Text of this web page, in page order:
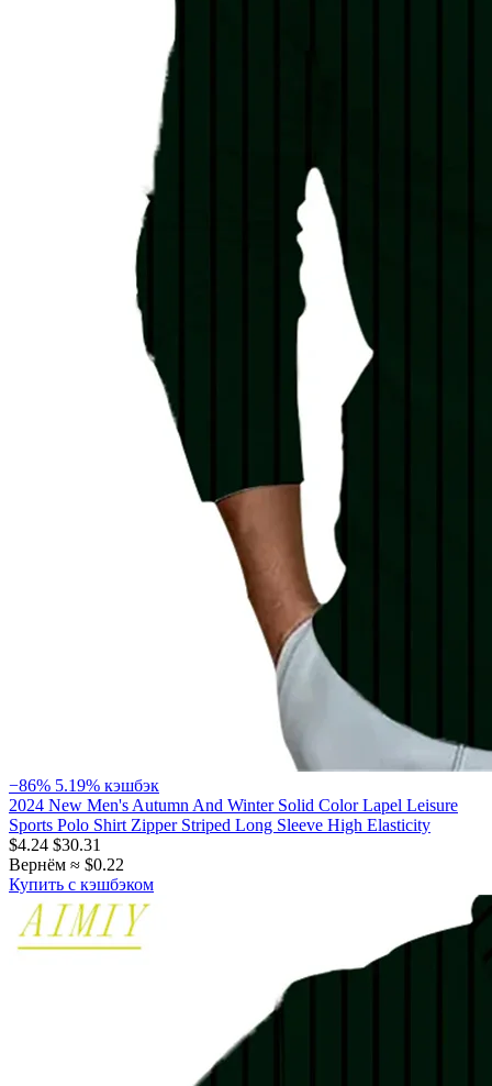
−86% 5.19% кэшбэк
2024 New Men's Autumn And Winter Solid Color Lapel Leisure
Sports Polo Shirt Zipper Striped Long Sleeve High Elasticity
$4.24 $30.31
Вернём ≈ $0.22
Купить с кэшбэком